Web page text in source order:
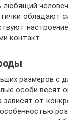
любящий
обладают
контакт.
размеров с
особи весят
зависят от